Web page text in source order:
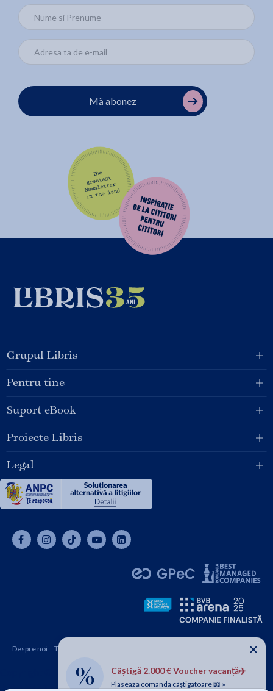
Câștigă 2.000 € Voucher vacanță✈️
Plasează comanda câștigătoare 📖 »
✕
Mă abonez
Grupul Libris
Pentru tine
Suport eBook
Proiecte Libris
Legal
Despre noi Termeni și condiții
Copyright © 2026 SC Libris SRL, CUI: RO1094992, Reg. Com.
J08/1997 1991